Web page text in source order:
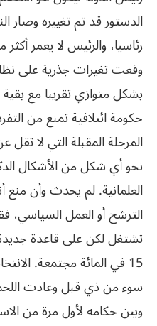
الدستور قد تم تغييره وصار
وقعت تغيرات جذرية على
بشكل متوازي تقريبا مع
حكومة ائتلافية تمنع من
نحو أي شكل من الأشكال
العلمانية. لم يحدث وأن منع
الترشح أو العمل السياسي،
تشتغل لكن على قاعدة
15 في المائة مجتمعة.
سوء من ذي قبل وعادت
وبين حكامه لأول مرة من